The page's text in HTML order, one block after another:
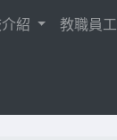
紹 教職員工